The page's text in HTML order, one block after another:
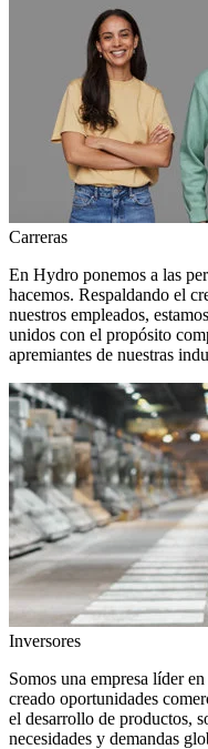
Carreras
En Hydro ponemos a las
hacemos. Respaldando el
nuestros empleados,
unidos con el propósito
apremiantes de nuestras
Inversores
Somos una empresa líder
creado oportunidades
el desarrollo de productos,
necesidades y demandas